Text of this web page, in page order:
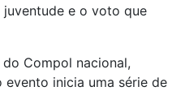
juventude e o voto que
Compol nacional,
inicia uma série de